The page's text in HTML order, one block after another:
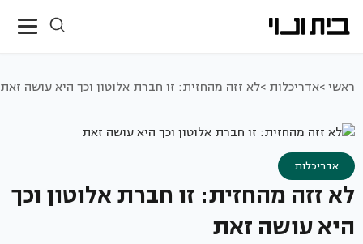
ראשי >אדריכלות >לא זזה מהחזית: זו חברת אלוטון וכך היא עושה זאת
אדריכלות
לא זזה מהחזית: זו חברת אלוטון וכך
היא עושה זאת